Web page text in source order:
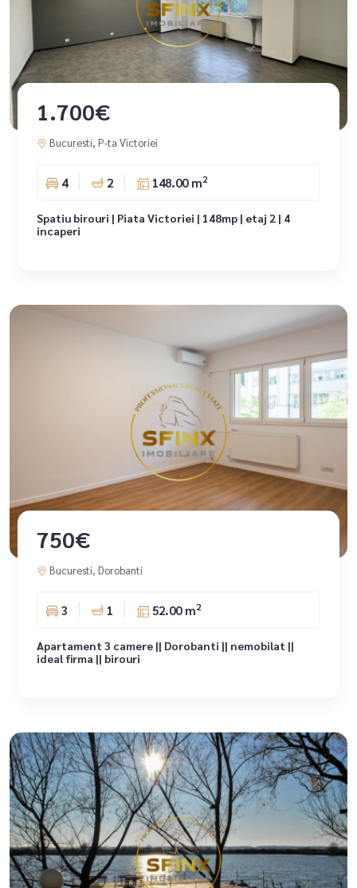
1.700€
Bucuresti, P-ta Victoriei
4 2 148.00 m2
Spatiu birouri | Piata Victoriei | 148mp | etaj 2 | 4
incaperi
750€
Bucuresti, Dorobanti
3 1 52.00 m2
Apartament 3 camere || Dorobanti || nemobilat ||
ideal firma || birouri